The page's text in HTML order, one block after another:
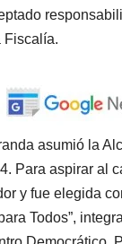
Fiscalía.
asumió la
Para aspirar al
y fue elegida
Todos”,